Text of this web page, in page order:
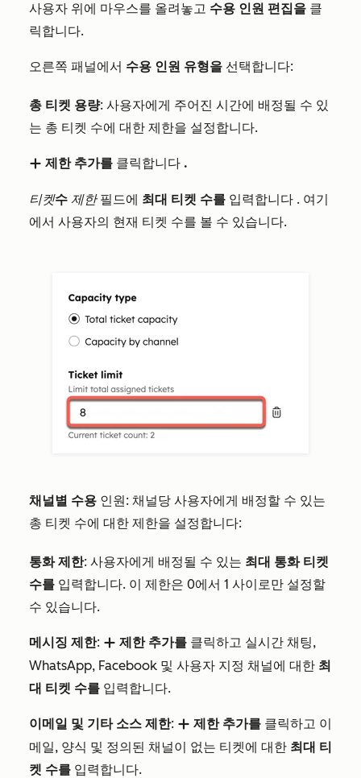
사용자 위에 마우스를 올려놓고 수용 인원 편집을 클
릭합니다.
오른쪽 패널에서 수용 인원 유형을 선택합니다:
총 티켓 용량: 사용자에게 주어진 시간에 배정될 수 있
는 총 티켓 수에 대한 제한을 설정합니다.
add 제한 추가를 클릭합니다 .
티켓수 제한필드에 최대 티켓 수를 입력합니다 . 여기
에서 사용자의 현재 티켓 수를 볼 수 있습니다.
채널별 수용 인원: 채널당 사용자에게 배정할 수 있는
총 티켓 수에 대한 제한을 설정합니다:
통화 제한: 사용자에게 배정될 수 있는 최대 통화 티켓
수를 입력합니다. 이 제한은 0에서 1 사이로만 설정할
수 있습니다.
메시징 제한: add 제한 추가를 클릭하고 실시간 채팅,
WhatsApp, Facebook 및 사용자 지정 채널에 대한 최
대 티켓 수를 입력합니다.
이메일 및 기타 소스 제한: add 제한 추가를 클릭하고 이
메일, 양식 및 정의된 채널이 없는 티켓에 대한 최대 티
켓 수를 입력합니다.